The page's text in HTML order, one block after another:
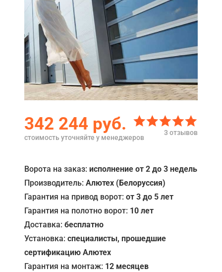
Главная
Акции
Примеры работ
Ремонт
Сервис
О компании
Отзывы
Контакты
342 244 руб.
стоимость уточняйте у менеджеров
Ворота на заказ: исполнение от 2 до 3 недель
Производитель: Алютех (Белоруссия)
Гарантия на привод ворот: от 3 до 5 лет
Гарантия на полотно ворот: 10 лет
Доставка: бесплатно
Установка: специалисты, прошедшие
сертификацию Алютех
Гарантия на монтаж: 12 месяцев
3 отзывов